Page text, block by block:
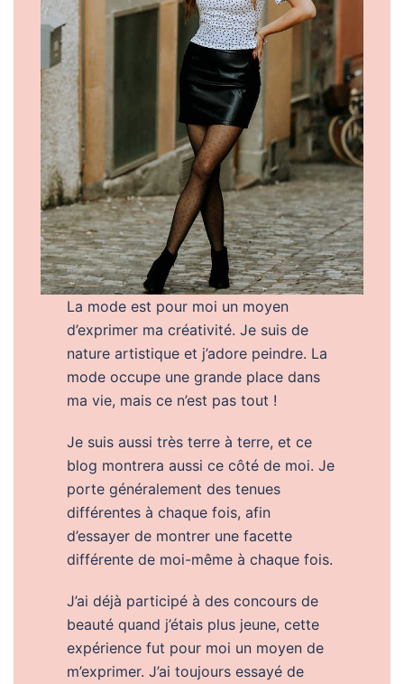
La mode est pour moi un moyen
d’exprimer ma créativité. Je suis de
nature artistique et j’adore peindre. La
mode occupe une grande place dans
ma vie, mais ce n’est pas tout !
Je suis aussi très terre à terre, et ce
blog montrera aussi ce côté de moi. Je
porte généralement des tenues
différentes à chaque fois, afin
d’essayer de montrer une facette
différente de moi-même à chaque fois.
J’ai déjà participé à des concours de
beauté quand j’étais plus jeune, cette
expérience fut pour moi un moyen de
m’exprimer. J’ai toujours essayé de